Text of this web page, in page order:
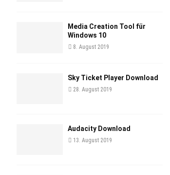
Media Creation Tool für
Windows 10
8. August 2019
Sky Ticket Player Download
28. August 2019
Audacity Download
13. August 2019